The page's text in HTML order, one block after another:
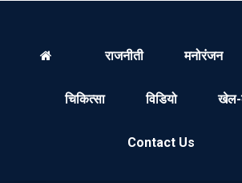
राजनीती मनोरंजन
चिकित्सा विडियो
Contact Us